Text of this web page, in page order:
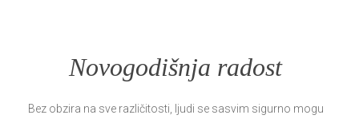
Novogodišnja radost
Bez obzira na sve različitosti, ljudi se sasvim sigurno mogu